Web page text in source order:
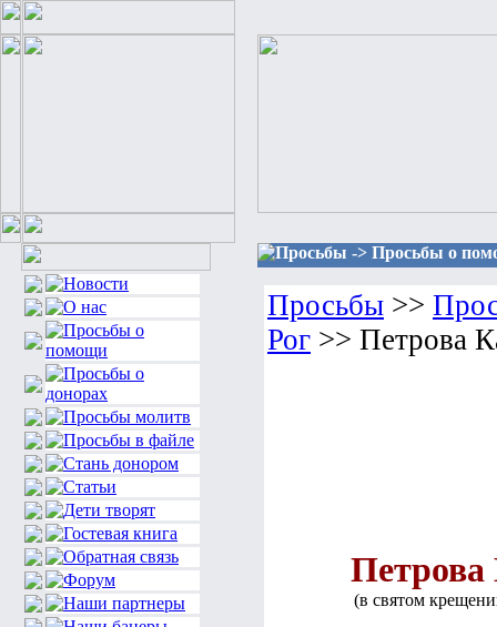
Просьбы -> Просьбы о
Просьбы >>
Рог >> Петрова
(в святом